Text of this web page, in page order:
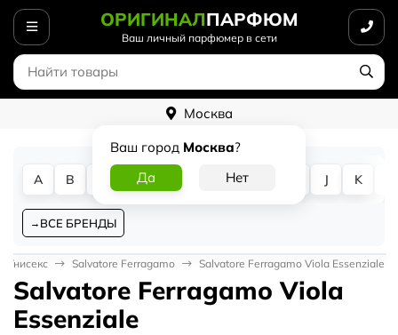
ОРИГИНАЛПАРФЮМ
Ваш личный парфюмер в сети
Москва
Ваш город Москва?
A B D G J K
ВСЕ БРЕНДЫ
Унисекс Salvatore Ferragamo Salvatore Ferragamo Viola Essenziale
Salvatore Ferragamo Viola
Essenziale